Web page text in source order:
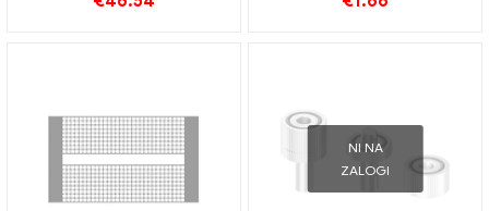
NI NA
ZALOGI